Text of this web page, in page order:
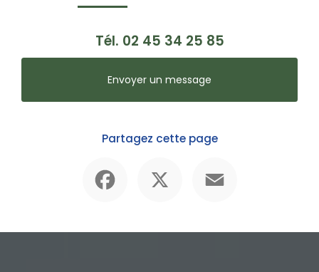
Tél. 02 45 34 25 85
Envoyer un message
Partagez cette page